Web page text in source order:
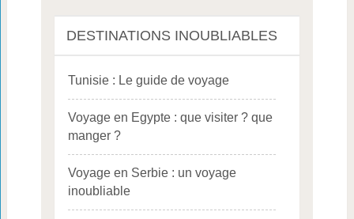
DESTINATIONS INOUBLIABLES
Tunisie : Le guide de voyage
Voyage en Egypte : que visiter ? que
manger ?
Voyage en Serbie : un voyage
inoubliable